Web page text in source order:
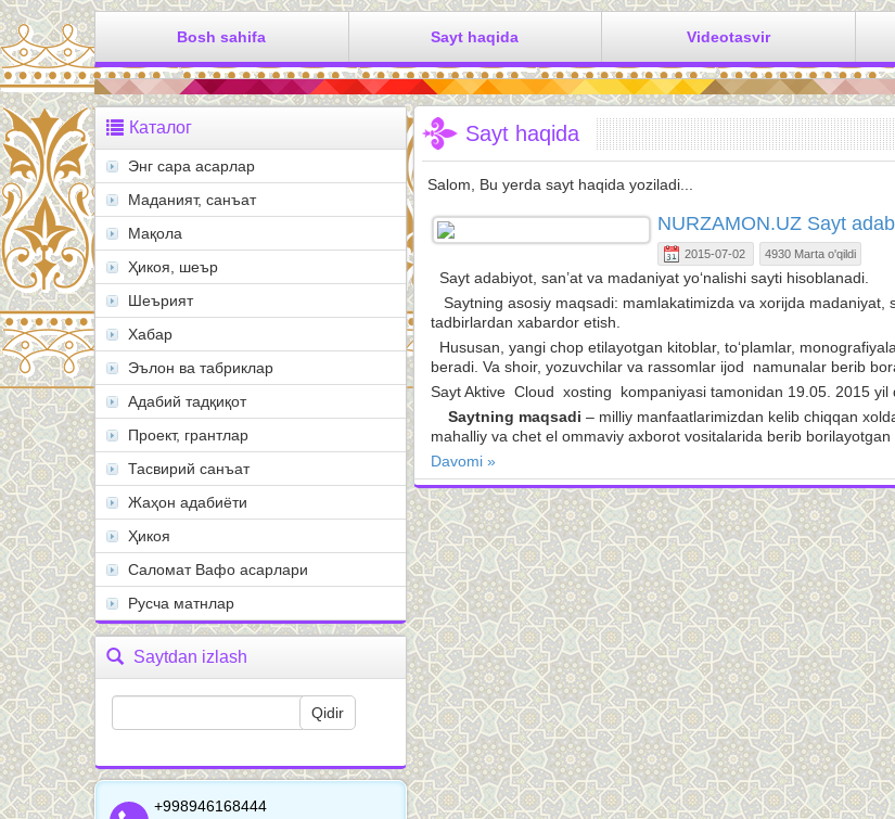
Bosh sahifa Sayt haqida Videotasvir
Каталог
Энг сара асарлар
Маданият, санъат
Мақола
Ҳикоя, шеър
Шеърият
Хабар
Эълон ва табриклар
Адабий тадқиқот
Проект, грантлар
Тасвирий санъат
Жаҳон адабиёти
Ҳикоя
Саломат Вафо асарлари
Русча матнлар
Saytdan izlash
+998946168444
Sayt haqida
Salom, Bu yerda sayt haqida yoziladi...
NURZAMON.UZ Sayt
2015-07-02 4930 Marta o'qildi
Sayt adabiyot, san’at va madaniyat yo‘nalishi sayti hisoblanadi.
Saytning asosiy maqsadi: mamlakatimizda va xorijda madaniyat,
tadbirlardan xabardor etish.
Hususan, yangi chop etilayotgan kitoblar, to‘plamlar,
beradi. Va shoir, yozuvchilar va rassomlar ijod namunalar berib
Sayt Aktive Cloud xosting kompaniyasi tamonidan 19.05. 2015
Saytning maqsadi – milliy manfaatlarimizdan kelib chiqqan
mahalliy va chet el ommaviy axborot vositalarida berib borilayotgan
Davomi »